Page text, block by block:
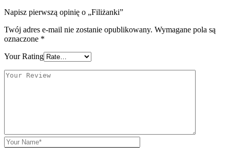
Napisz pierwszą opinię o „Filiżanki”
Twój adres e-mail nie zostanie opublikowany. Wymagane pola są
oznaczone *
Your Rating